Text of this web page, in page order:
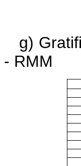
g)
- RMM